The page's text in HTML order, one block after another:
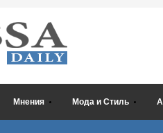
Мнения Мода и Стиль